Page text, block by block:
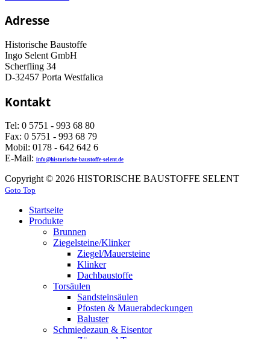
Adresse
Historische Baustoffe
Ingo Selent GmbH
Scherfling 34
D-32457 Porta Westfalica
Kontakt
Tel: 0 5751 - 993 68 80
Fax: 0 5751 - 993 68 79
Mobil: 0178 - 642 642 6
E-Mail: info@historische-baustoffe-selent.de
Copyright © 2026 HISTORISCHE BAUSTOFFE SELENT
Goto Top
Startseite
Produkte
Brunnen
Ziegelsteine/Klinker
Ziegel/Mauersteine
Klinker
Dachbaustoffe
Torsäulen
Sandsteinsäulen
Pfosten & Mauerabdeckungen
Baluster
Schmiedezaun & Eisentor